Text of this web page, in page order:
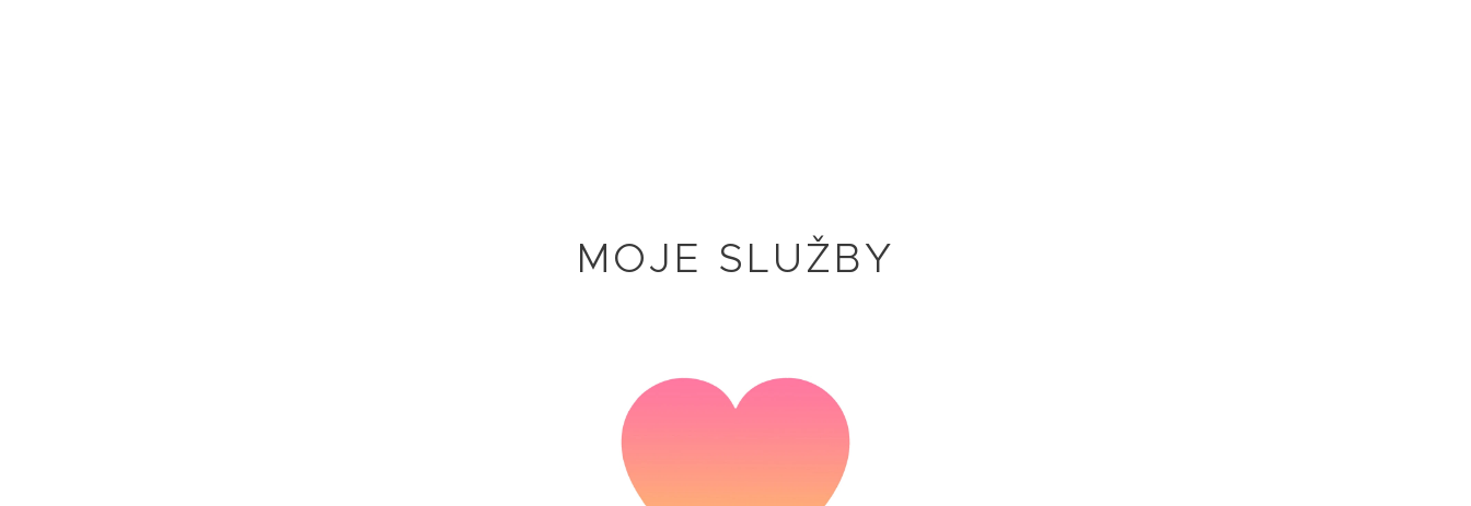
MOJE SLUŽBY